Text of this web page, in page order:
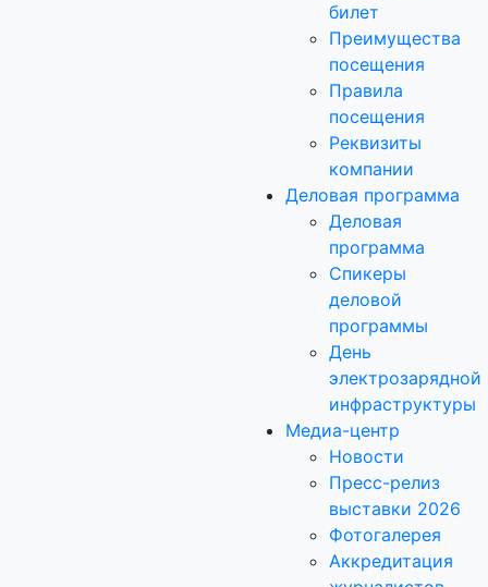
билет
Преимущества
посещения
Правила
посещения
Реквизиты
компании
Деловая программа
Деловая
программа
Спикеры
деловой
программы
День
электрозарядной
инфраструктуры
Медиа-центр
Новости
Пресс-релиз
выставки 2026
Фотогалерея
Аккредитация